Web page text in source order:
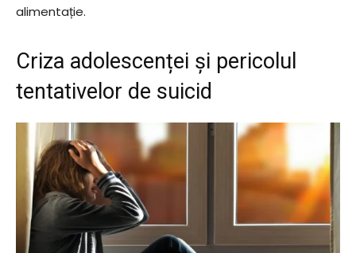
alimentație.
Criza adolescenței și pericolul
tentativelor de suicid